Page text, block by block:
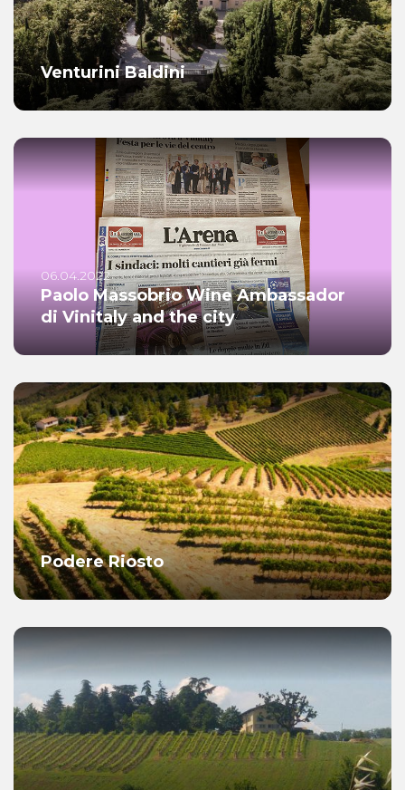
Venturini Baldini
06.04.2022
Paolo Massobrio Wine Ambassador
di Vinitaly and the city
Podere Riosto